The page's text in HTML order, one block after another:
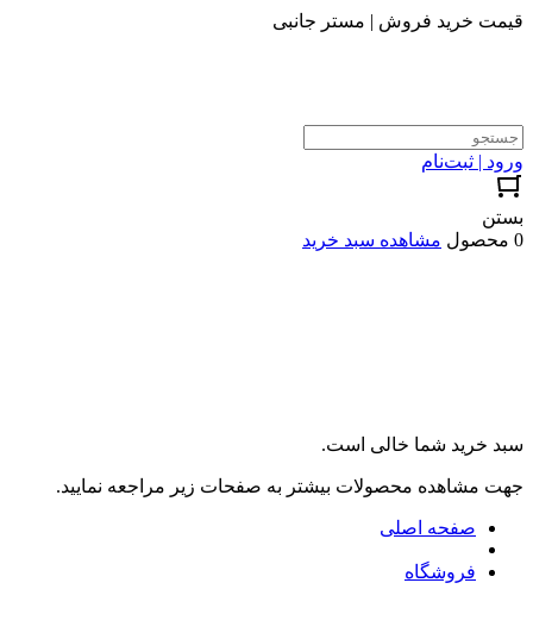
قیمت خرید فروش | مستر جانبی
ورود | ثبت‌نام
بستن
0 محصول
مشاهده سبد خرید
سبد خرید شما خالی است.
جهت مشاهده محصولات بیشتر به صفحات زیر مراجعه نمایید.
صفحه اصلی
فروشگاه